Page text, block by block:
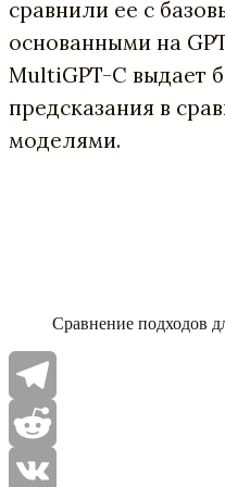
сравнили ее с
основанными на
MultiGPT-C выдает
предсказания в
моделями.
Сравнение подходов
Telegram
Reddit